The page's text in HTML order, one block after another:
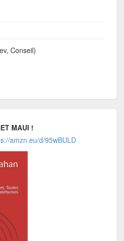
Conseil)
MAUI !
amzn.eu/d/95wBULD